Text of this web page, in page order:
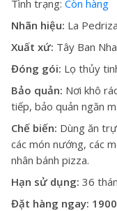
Tình trạng: Còn hàng
Nhãn hiệu: La Pedriza
Xuất xứ: Tây Ban Nha
Đóng gói: Lọ thủy
Bảo quản: Nơi khô
tiếp, bảo quản ngăn
Chế biến: Dùng ăn
các món nướng, các
nhân bánh pizza.
Hạn sử dụng: 36
Đặt hàng ngay: